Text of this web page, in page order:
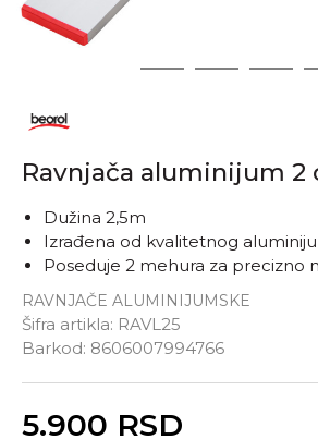
2 3 4
Ravnjača aluminijum 2
RAVNJAČE ALUMINIJUMSKE
Šifra artikla: RAVL25
Barkod: 8606007994766
Dužina 2,5m
Izrađena od kvalitetnog
Poseduje 2 mehura za precizno
5.900 RSD